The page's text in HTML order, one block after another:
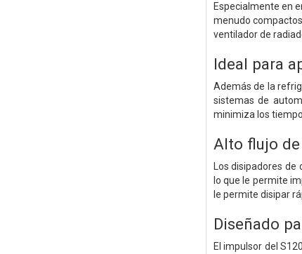
Especialmente en
menudo
ventilador de
Ideal para
Además de la
sistemas de
minimiza los
Alto flujo
Los disipadores de
lo que le permite
le permite disipar
Diseñado
El impulsor del